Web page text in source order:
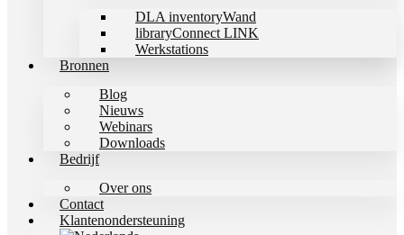
DLA inventoryWand
libraryConnect LINK
Werkstations
Bronnen
Blog
Nieuws
Webinars
Downloads
Bedrijf
Over ons
Contact
Klantenondersteuning